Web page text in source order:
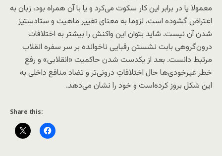
معمولا یا در برابر این کار سکوت می‌کرد و یا با آن همراه بود، زبان به
اعتراض گشوده است، لزوما به معنای تغییر ماهیت و ستادستیز
شدن آن نیست. شاید بتوان این واکنش را بیشتر به اختلافات
درون‌گروهی بابت نشستن رقبایی ناخوانده بر سر سفره انقلاب
مرتبط دانست. بعد از یکدست شدن حاکمیت «انقلابی» و رفع
خطر غیرخودی‌ها حال اختلافاتِ درونی‌تر و تضاد منافع داخلی به
این شکل بروز کرده‌است و خود را نشان می‌دهد.
Share this: